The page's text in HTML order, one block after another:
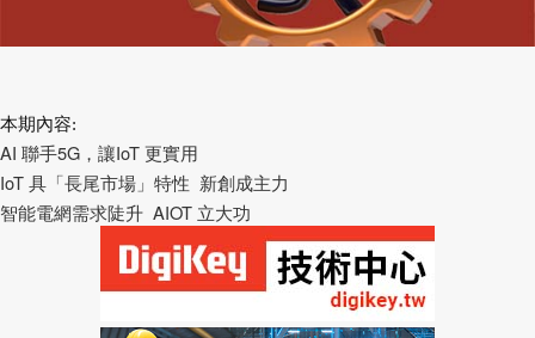
本期內容:
AI 聯手5G，讓IoT 更實用
IoT 具「長尾市場」特性 新創成主力
智能電網需求陡升 AIOT 立大功